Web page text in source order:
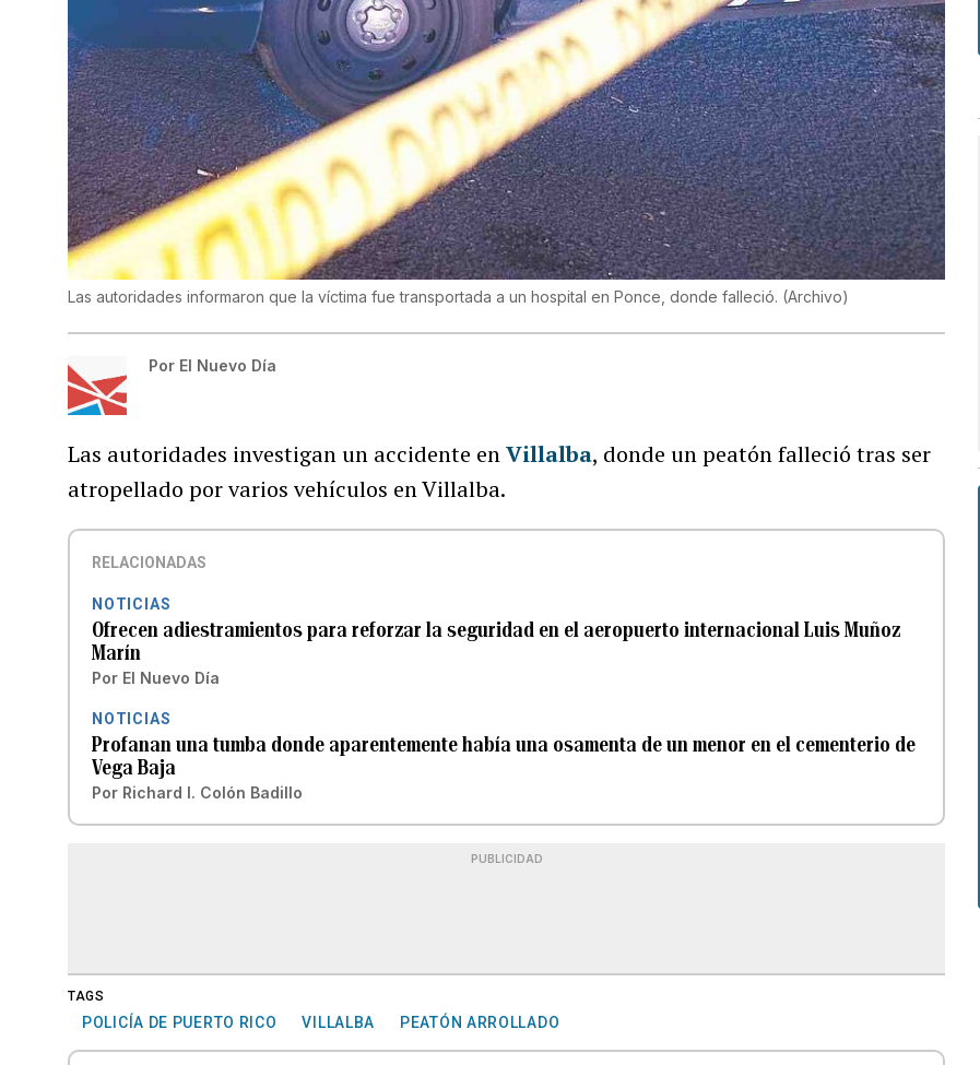
Las autoridades informaron que la víctima fue transportada a un hospital en Ponce, donde falleció. (Archivo)
Por El Nuevo Día
Las autoridades investigan un accidente enVillalba, donde un peatón falleció tras ser
atropellado por varios vehículos en Villalba.
RELACIONADAS
NOTICIAS
Ofrecen adiestramientos para reforzar la seguridad en el aeropuerto internacional Luis Muñoz
Marín
Por El Nuevo Día
NOTICIAS
Profanan una tumba donde aparentemente había una osamenta de un menor en el cementerio de
Vega Baja
Por Richard I. Colón Badillo
PUBLICIDAD
TAGS
POLICÍA DE PUERTO RICO VILLALBA PEATÓN ARROLLADO